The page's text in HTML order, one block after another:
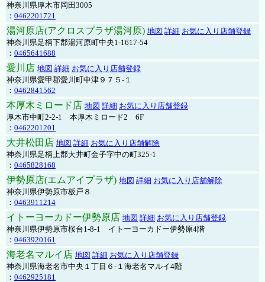
神奈川県厚木市岡田3005
： 0462201721
湯河原店(アクロスプラザ湯河原) 地図 詳細 お気に入り店舗登録
神奈川県足柄下郡湯河原町中央1-1617-54
： 0465641688
愛川店 地図 詳細 お気に入り店舗登録
神奈川県愛甲郡愛川町中津９７５-１
： 0462841562
本厚木ミロード店 地図 詳細 お気に入り店舗登録
厚木市中町2-2-1 本厚木ミロード2 6F
： 0462201201
大井松田店 地図 詳細 お気に入り店舗解除
神奈川県足柄上郡大井町金子字中の町325-1
： 0465828168
伊勢原店(エムアイプラザ) 地図 詳細 お気に入り店舗解除
神奈川県伊勢原市板戸８
： 0463911214
イトーヨーカドー伊勢原店 地図 詳細 お気に入り店舗登録
神奈川県伊勢原市桜台1-8-1 イトーヨーカドー伊勢原4階
： 0463920161
海老名マルイ店 地図 詳細 お気に入り店舗登録
神奈川県海老名市中央１丁目６-１海老名マルイ4階
： 0462925181